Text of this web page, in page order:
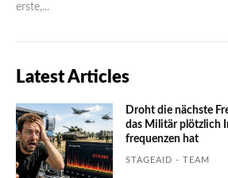
erste,...
Latest Articles
Droht die nächste
das Mili­tär plötzlich
fre­quen­zen hat
STAGEAID - TEAM